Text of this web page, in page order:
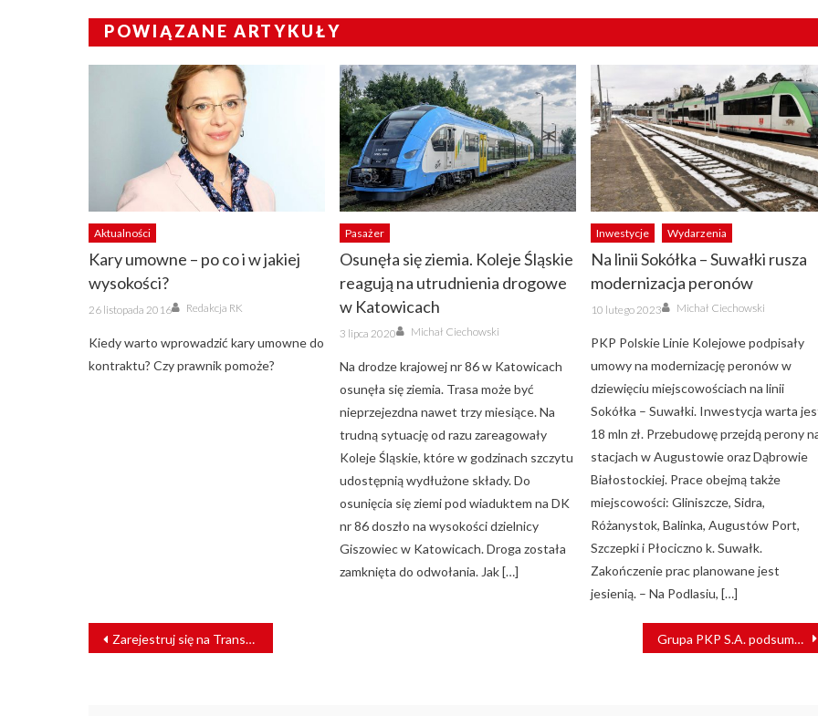
POWIĄZANE ARTYKUŁY
Aktualności
Kary umowne – po co i w jakiej
wysokości?
Posted
on
26 listopada 2016 Author
Redakcja RK
Kiedy warto wprowadzić kary umowne do
kontraktu? Czy prawnik pomoże?
Pasażer
Osunęła się ziemia. Koleje Śląskie
reagują na utrudnienia drogowe
w Katowicach
Posted
on
3 lipca 2020 Author
Michał Ciechowski
Na drodze krajowej nr 86 w Katowicach
osunęła się ziemia. Trasa może być
nieprzejezdna nawet trzy miesiące. Na
trudną sytuację od razu zareagowały
Koleje Śląskie, które w godzinach szczytu
udostępnią wydłużone składy. Do
osunięcia się ziemi pod wiaduktem na DK
nr 86 doszło na wysokości dzielnicy
Giszowiec w Katowicach. Droga została
zamknięta do odwołania. Jak […]
Inwestycje Wydarzenia
Na linii Sokółka – Suwałki rusza
modernizacja peronów
Posted
on
10 lutego 2023 Author
Michał Ciechowski
PKP Polskie Linie Kolejowe podpisały
umowy na modernizację peronów w
dziewięciu miejscowościach na linii
Sokółka – Suwałki. Inwestycja warta
18 mln zł. Przebudowę przejdą perony
stacjach w Augustowie oraz Dąbrowie
Białostockiej. Prace obejmą także
miejscowości: Gliniszcze, Sidra,
Różanystok, Balinka, Augustów Port,
Szczepki i Płociczno k. Suwałk.
Zakończenie prac planowane jest
jesienią. – Na Podlasiu, […]
NAWIGACJA
WPISU
Zarejestruj się na TransLogistica Poland 2025 Grupa PKP S.A. podsumowała TRAKO 2025